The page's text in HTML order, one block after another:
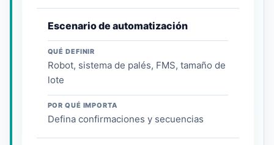
Escenario de automatización
QUÉ DEFINIR
Robot, sistema de palés, FMS, tamaño de
lote
POR QUÉ IMPORTA
Defina confirmaciones y secuencias